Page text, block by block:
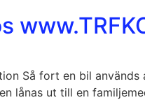
Så fort en bil
lånas ut till en